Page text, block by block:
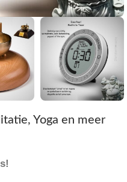
Yoga en meer